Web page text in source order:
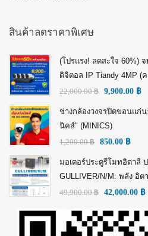
สินค้าลดราคาพิเศษ
(โปรแรง! ลดสะใจ 60%)
ดิจิตอล IP Tiandy 4MP (
22,000.00฿ 9,900.00 ฿
ช่างกล้องวงจรปิดขอนแก่
นิคส์" (MINICS)
1,200.00฿ 850.00 ฿
มอเตอร์ประตูรีโมทอิตาลี
GULLIVER/N/M: พลัง อิ
49,900.00฿ 42,000.00 ฿